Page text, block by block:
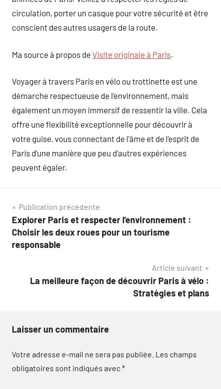
circulation, porter un casque pour votre sécurité et être
conscient des autres usagers de la route.
Ma source à propos de Visite originale à Paris.
Voyager à travers Paris en vélo ou trottinette est une
démarche respectueuse de l’environnement, mais
également un moyen immersif de ressentir la ville. Cela
offre une flexibilité exceptionnelle pour découvrir à
votre guise, vous connectant de l’âme et de l’esprit de
Paris d’une manière que peu d’autres expériences
peuvent égaler.
Navigation
de
l’article
Publication précédente
Explorer Paris et respecter l’environnement :
Choisir les deux roues pour un tourisme
responsable
Article suivant
La meilleure façon de découvrir Paris à vélo :
Stratégies et plans
Laisser un commentaire
Votre adresse e-mail ne sera pas publiée. Les champs
obligatoires sont indiqués avec*